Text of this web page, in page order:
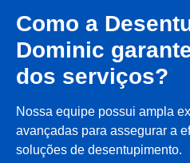
Como a
Dominic
dos serviços?
Nossa equipe possui ampla
avançadas para assegurar a
soluções de desentupimento.